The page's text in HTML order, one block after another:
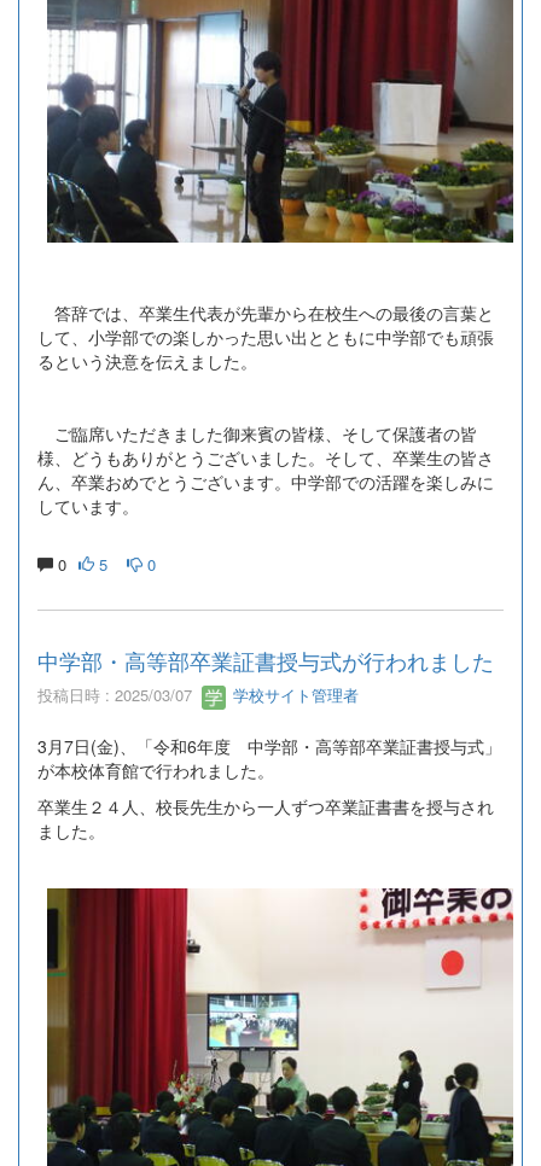
答辞では、卒業生代表が先輩から在校生への最後の言葉と
して、小学部での楽しかった思い出とともに中学部でも頑張
るという決意を伝えました。
ご臨席いただきました御来賓の皆様、そして保護者の皆
様、どうもありがとうございました。そして、卒業生の皆さ
ん、卒業おめでとうございます。中学部での活躍を楽しみに
しています。
0 5 0
中学部・高等部卒業証書授与式が行われました
投稿日時 : 2025/03/07 学校サイト管理者
3月7日(金)、「令和6年度 中学部・高等部卒業証書授与式」
が本校体育館で行われました。
卒業生２４人、校長先生から一人ずつ卒業証書書を授与され
ました。